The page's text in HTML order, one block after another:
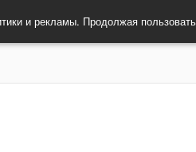
и рекламы. Продолжая